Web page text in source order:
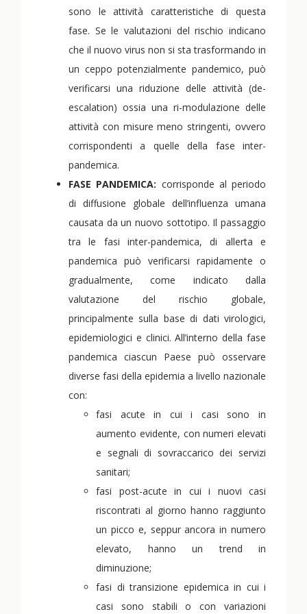
sono le attività caratteristiche di questa
fase. Se le valutazioni del rischio indicano
che il nuovo virus non si sta trasformando in
un ceppo potenzialmente pandemico, può
verificarsi una riduzione delle attività (de-
escalation) ossia una ri-modulazione delle
attività con misure meno stringenti, ovvero
corrispondenti a quelle della fase inter-
pandemica.
FASE PANDEMICA: corrisponde al periodo
di diffusione globale dell’influenza umana
causata da un nuovo sottotipo. Il passaggio
tra le fasi inter-pandemica, di allerta e
pandemica può verificarsi rapidamente o
gradualmente, come indicato dalla
valutazione del rischio globale,
principalmente sulla base di dati virologici,
epidemiologici e clinici. All’interno della fase
pandemica ciascun Paese può osservare
diverse fasi della epidemia a livello nazionale
con:
fasi acute in cui i casi sono in
aumento evidente, con numeri elevati
e segnali di sovraccarico dei servizi
sanitari;
fasi post-acute in cui i nuovi casi
riscontrati al giorno hanno raggiunto
un picco e, seppur ancora in numero
elevato, hanno un trend in
diminuzione;
fasi di transizione epidemica in cui i
casi sono stabili o con variazioni